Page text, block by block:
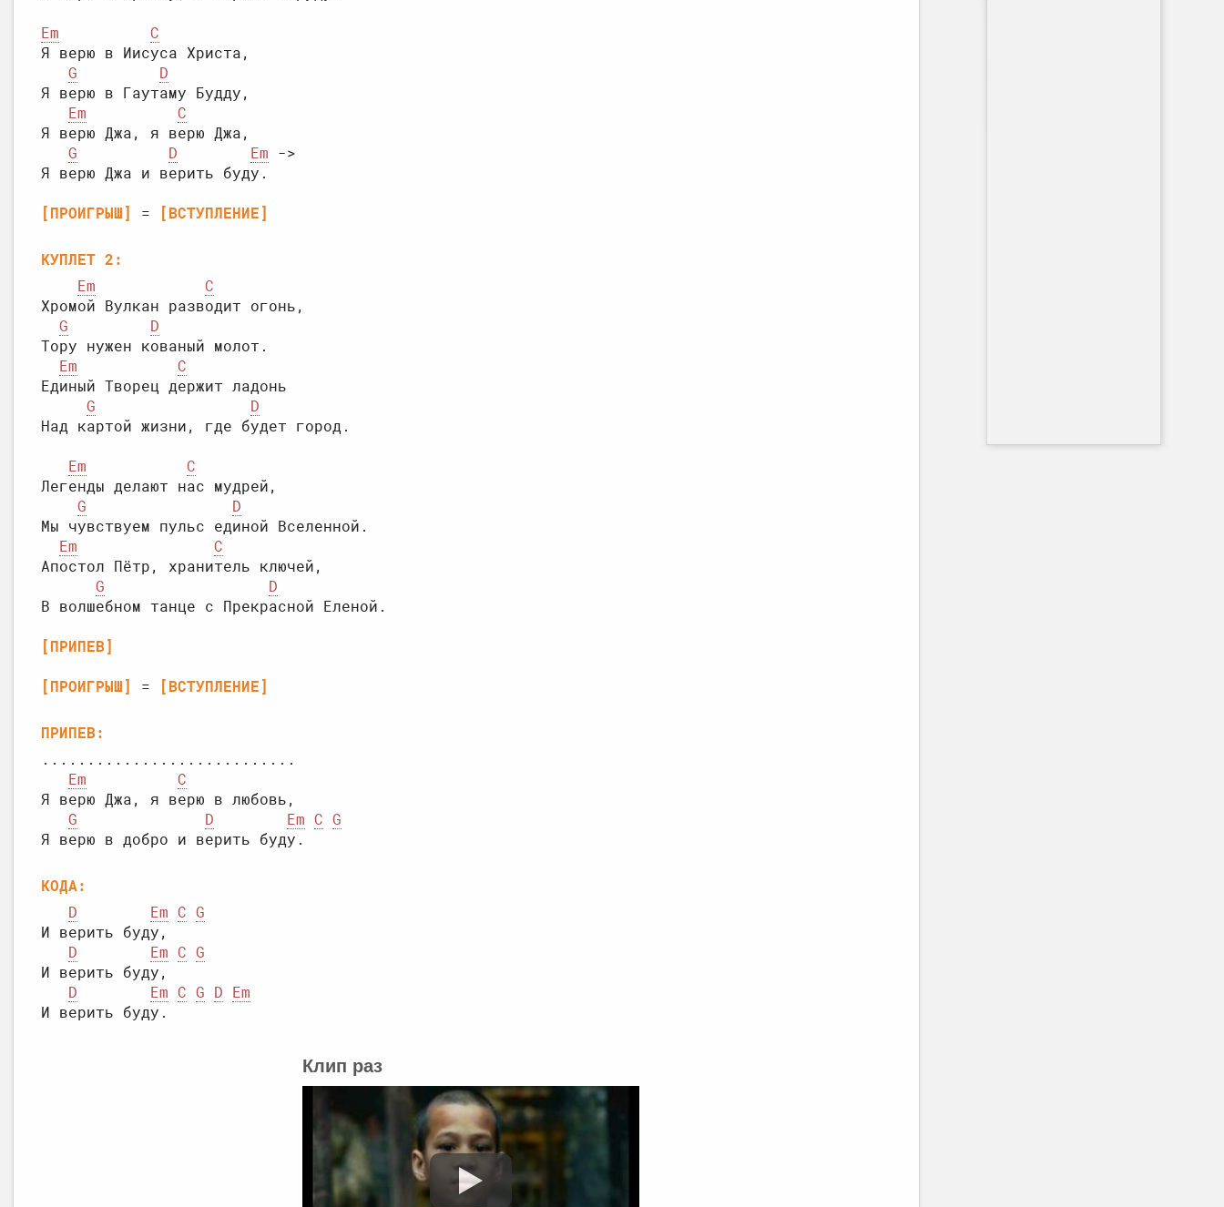
Em
C
Я верю в Иисуса Христа,
G
D
Я верю в Гаутаму Будду,
Em
C
Я верю Джа, я верю Джа,
G
D Em
[ПРОИГРЫШ] = [ВСТУПЛЕНИЕ]
КУПЛЕТ 2:
Em
C
Хромой Вулкан разводит огонь,
G
D
Тору нужен кованый молот.
Em
C
Единый Творец держит ладонь
G
D
Em
C
Легенды делают нас мудрей,
G
D
Мы чувствуем пульс единой Вселенной.
Em
C
Апостол Пётр, хранитель ключей,
G
D
[ПРИПЕВ]
[ПРОИГРЫШ] = [ВСТУПЛЕНИЕ]
ПРИПЕВ:
............................
Em
C
Я верю Джа, я верю в любовь,
G
D Em C G
КОДА:
D
Em C G
И верить буду,
D
Em C G
И верить буду,
D
Em C G D
Em
Клип раз